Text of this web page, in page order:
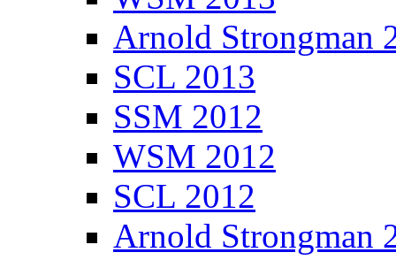
Arnold Strongman
SCL 2013
SSM 2012
WSM 2012
SCL 2012
Arnold Strongman